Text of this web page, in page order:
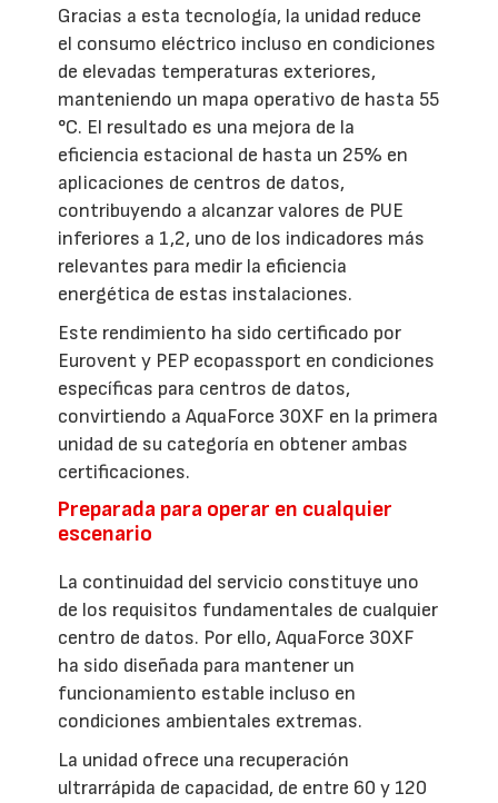
Gracias a esta tecnología, la unidad reduce
el consumo eléctrico incluso en condiciones
de elevadas temperaturas exteriores,
manteniendo un mapa operativo de hasta 55
°C. El resultado es una mejora de la
eficiencia estacional de hasta un 25% en
aplicaciones de centros de datos,
contribuyendo a alcanzar valores de PUE
inferiores a 1,2, uno de los indicadores más
relevantes para medir la eficiencia
energética de estas instalaciones.
Este rendimiento ha sido certificado por
Eurovent y PEP ecopassport en condiciones
específicas para centros de datos,
convirtiendo a AquaForce 30XF en la primera
unidad de su categoría en obtener ambas
certificaciones.
Preparada para operar en cualquier
escenario
La continuidad del servicio constituye uno
de los requisitos fundamentales de cualquier
centro de datos. Por ello, AquaForce 30XF
ha sido diseñada para mantener un
funcionamiento estable incluso en
condiciones ambientales extremas.
La unidad ofrece una recuperación
ultrarrápida de capacidad, de entre 60 y 120